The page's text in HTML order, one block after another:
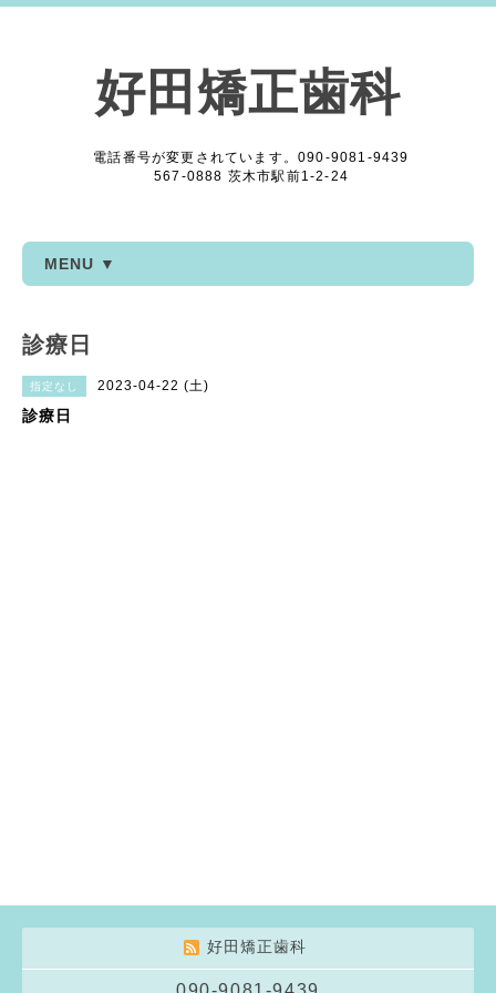
好田矯正歯科
電話番号が変更されています。090-9081-9439
567-0888 茨木市駅前1-2-24
MENU ▼
診療日
指定なし 2023-04-22 (土)
診療日
好田矯正歯科